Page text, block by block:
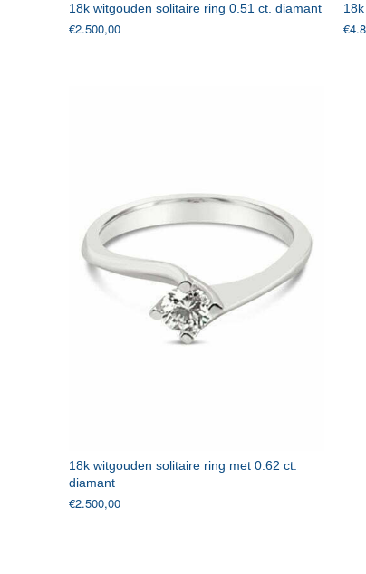
18k witgouden solitaire ring 0.51 ct. diamant
€2.500,00 €
18k witgouden solitaire ring met 0.62 ct.
diamant
€2.500,00